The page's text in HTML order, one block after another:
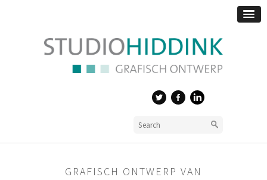
GRAFISCH ONTWERP VAN